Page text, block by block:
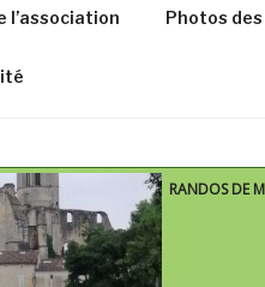
l’association Photos
RANDOS DE